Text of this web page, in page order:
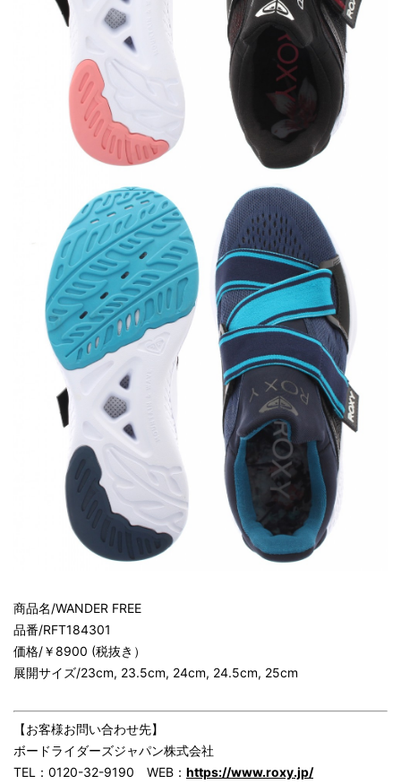
商品名/WANDER FREE
品番/RFT184301
価格/￥8900 (税抜き）
展開サイズ/23cm, 23.5cm, 24cm, 24.5cm, 25cm
【お客様お問い合わせ先】
ボードライダーズジャパン株式会社
TEL：0120-32-9190 WEB： https://www.roxy.jp/